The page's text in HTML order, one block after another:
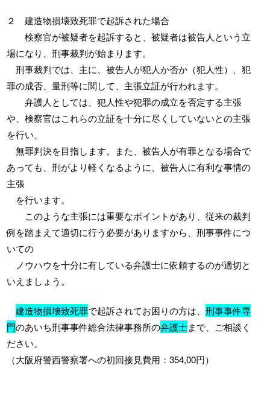
２ 建造物損壊致死罪で起訴された場合
検察官が被疑者を起訴すると、被疑者は被告人という立
場になり、刑事裁判が始まります。
刑事裁判では、主に、被告人が犯人か否か（犯人性）、犯
罪の成否、量刑等に関して、主張立証が行われます。
弁護人としては、犯人性や犯罪の成立を否定する主張
や、検察官はこれらの立証を十分に尽くしていないとの主張
を行い、
無罪判決を目指します。また、被告人が有罪となる場合で
あっても、刑がより軽くなるように、被告人に有利な事情の
主張
を行います。
このような主張には重要なポイントがあり、従来の裁判
例を踏まえて適切に行う必要がありますから、刑事事件につ
いての
ノウハウを十分に有している弁護士に依頼するのが適切と
いえましょう。
建造物損壊致死罪で起訴されてお困りの方は、刑事事件専
門のあいち刑事事件総合法律事務所の弁護士まで、ご相談く
ださい。
（大阪府警西警察署への初回接見費用：354,00円）